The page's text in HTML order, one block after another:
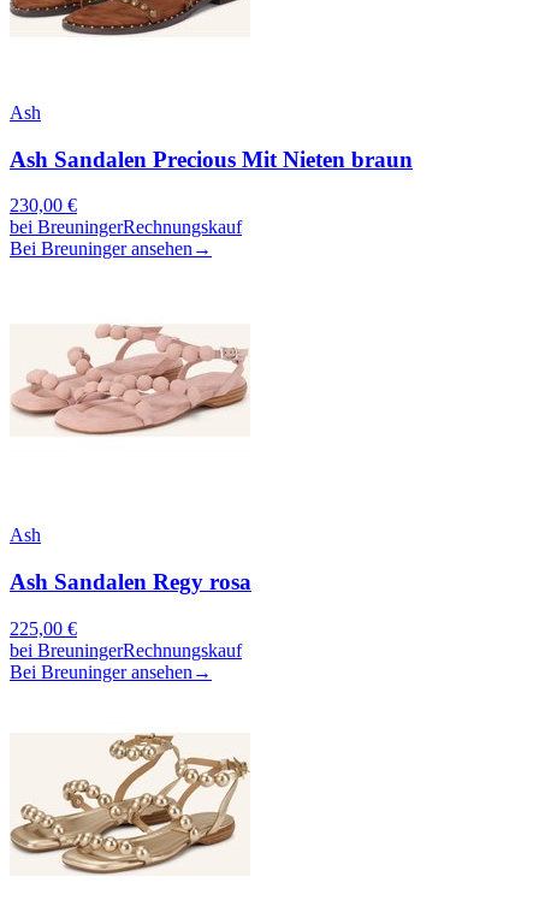
Ash
Ash Sandalen Precious Mit Nieten braun
230,00 €
bei BreuningerRechnungskauf
Bei Breuninger ansehen →
Ash
Ash Sandalen Regy rosa
225,00 €
bei BreuningerRechnungskauf
Bei Breuninger ansehen →